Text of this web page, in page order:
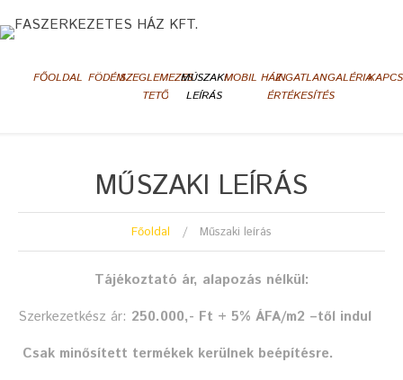
FŐOLDAL FÖDÉMSZEGLEMEZES
TETŐ
MÚSZAKI
LEÍRÁS
MOBIL HÁZINGATLAN
ÉRTÉKESÍTÉS
GALÉRIA
MŰSZAKI LEÍRÁS
Főoldal Műszaki leírás
Tájékoztató ár, alapozás nélkül:
Szerkezetkész ár: 250.000,- Ft + 5% ÁFA/m2 –től indul
Csak minősített termékek kerülnek beépítésre.